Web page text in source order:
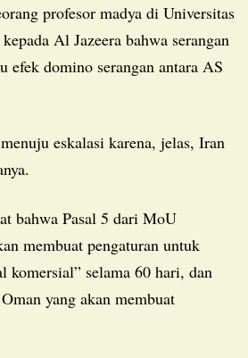
Al Jazeera bahwa serangan
efek domino serangan antara AS
membuat pengaturan untuk
komersial” selama 60 hari, dan
yang akan membuat